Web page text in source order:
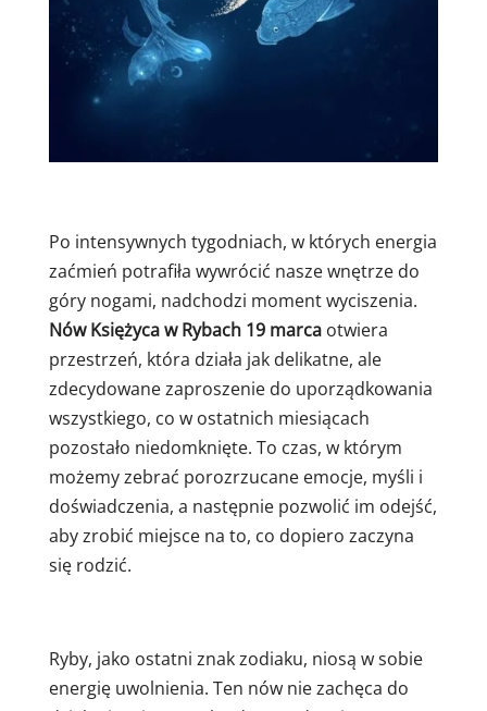
Po intensywnych tygodniach, w których energia
zaćmień potrafiła wywrócić nasze wnętrze do
góry nogami, nadchodzi moment wyciszenia.
Nów Księżyca w Rybach 19 marcaotwiera
przestrzeń, która działa jak delikatne, ale
zdecydowane zaproszenie do uporządkowania
wszystkiego, co w ostatnich miesiącach
pozostało niedomknięte. To czas, w którym
możemy zebrać porozrzucane emocje, myśli i
doświadczenia, a następnie pozwolić im odejść,
aby zrobić miejsce na to, co dopiero zaczyna
się rodzić.
Ryby, jako ostatni znak zodiaku, niosą w sobie
energię uwolnienia. Ten nów nie zachęca do